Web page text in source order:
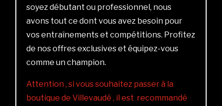
soyez débutant ou professionnel, nous
avons tout ce dont vous avez besoin pour
vos entraînements et compétitions. Profitez
de nos offres exclusives et équipez-vous
comme un champion.
Attention , si vous souhaitez passer à la
boutique de Villevaudé , il est recommandé